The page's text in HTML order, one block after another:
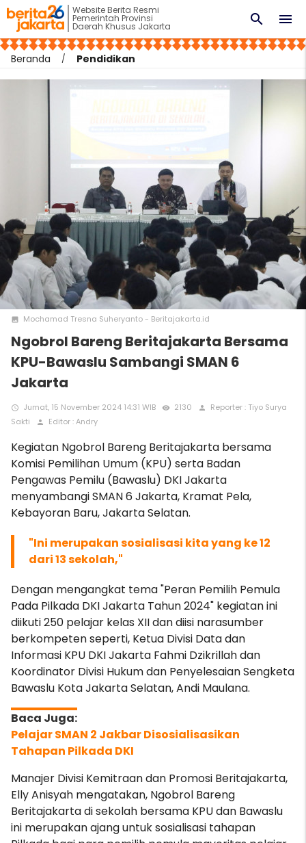
Website Berita Resmi
Pemerintah Provinsi
Daerah Khusus Jakarta menu
search
Beranda Pendidikan
photo Mochamad Tresna Suheryanto - Beritajakarta.id
Ngobrol Bareng Beritajakarta Bersama
KPU-Bawaslu Sambangi SMAN 6
Jakarta
access_time Jumat, 15 November 2024 14:31 WIB remove_red_eye 2130 person
Reporter : Tiyo Surya
Sakti
person Editor : Andry
Kegiatan Ngobrol Bareng Beritajakarta bersama
Komisi Pemilihan Umum (KPU) serta Badan
Pengawas Pemilu (Bawaslu) DKI Jakarta
menyambangi SMAN 6 Jakarta, Kramat Pela,
Kebayoran Baru, Jakarta Selatan.
"Ini merupakan sosialisasi kita yang ke 12
dari 13 sekolah,"
Dengan mengangkat tema "Peran Pemilih Pemula
Pada Pilkada DKI Jakarta Tahun 2024" kegiatan ini
diikuti 250 pelajar kelas XII dan diisi narasumber
berkompeten seperti, Ketua Divisi Data dan
Informasi KPU DKI Jakarta Fahmi Dzikrillah dan
Koordinator Divisi Hukum dan Penyelesaian Sengketa
Bawaslu Kota Jakarta Selatan, Andi Maulana.
Pelajar SMAN 2 Jakbar Disosialisasikan
Tahapan Pilkada DKI
Manajer Divisi Kemitraan dan Promosi Beritajakarta,
Elly Anisyah mengatakan, Ngobrol Bareng
Beritajakarta di sekolah bersama KPU dan Bawaslu
ini merupakan ajang untuk sosialisasi tahapan